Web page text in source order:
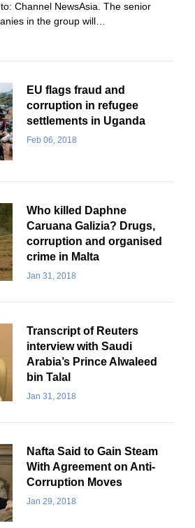
Channel NewsAsia. The senior
in the group will…
EU flags fraud and
corruption in refugee
settlements in Uganda
Feb 06, 2018
Who killed Daphne
Caruana Galizia? Drugs,
corruption and organised
crime in Malta
Jan 31, 2018
Transcript of Reuters
interview with Saudi
Arabia’s Prince Alwaleed
bin Talal
Jan 31, 2018
Nafta Said to Gain Steam
With Agreement on Anti-
Corruption Moves
Jan 29, 2018